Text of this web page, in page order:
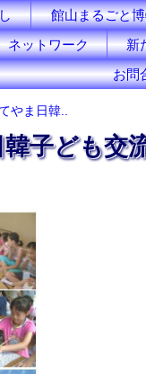
館山まるごと
ネットワーク 新
お問
やま日韓..
子ども交